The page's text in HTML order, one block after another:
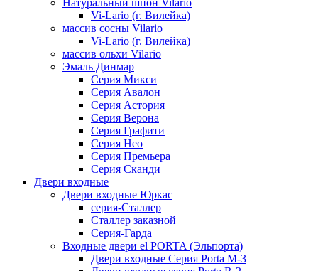
Vi-Lario (г. Вилейка)
массив сосны Vilario
Vi-Lario (г. Вилейка)
массив ольхи Vilario
Эмаль Динмар
Серия Микси
Серия Авалон
Серия Астория
Серия Верона
Серия Графити
Серия Нео
Серия Премьера
Серия Сканди
Двери входные
Двери входные Юркас
серия-Сталлер
Сталлер заказной
Серия-Гарда
Входные двери el PORTA (Эльпорта)
Двери входные Серия Porta M-3